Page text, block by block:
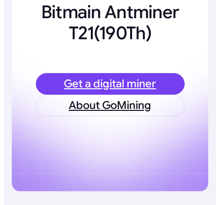
Bitmain Antminer
T21(190Th)
Get a digital miner
About GoMining